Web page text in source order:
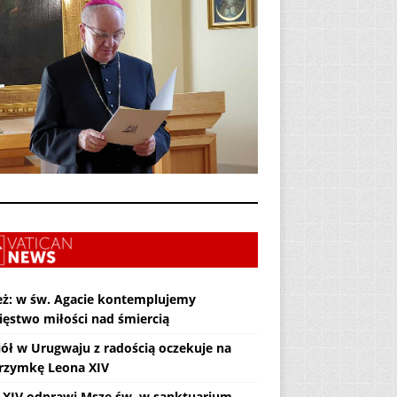
w św. Agacie kontemplujemy
miłości nad śmiercią
w Urugwaju z radością oczekuje na
Leona XIV